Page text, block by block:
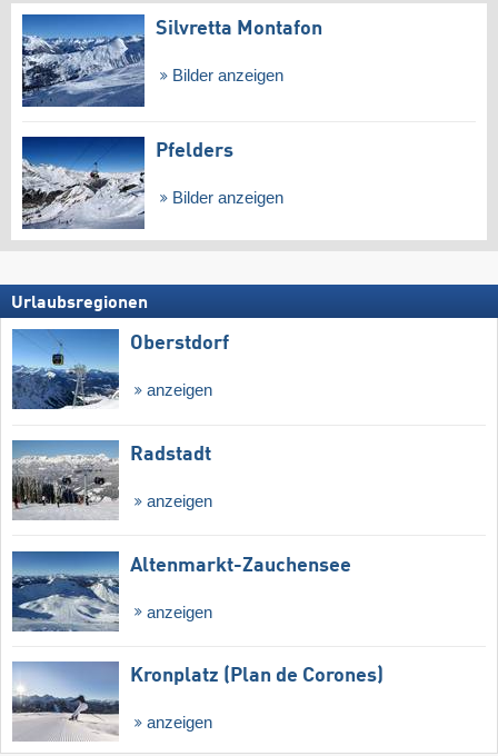
Silvretta Montafon
Bilder anzeigen
Pfelders
Bilder anzeigen
Urlaubsregionen
Oberstdorf
anzeigen
Radstadt
anzeigen
Altenmarkt-Zauchensee
anzeigen
Kronplatz (Plan de Corones)
anzeigen